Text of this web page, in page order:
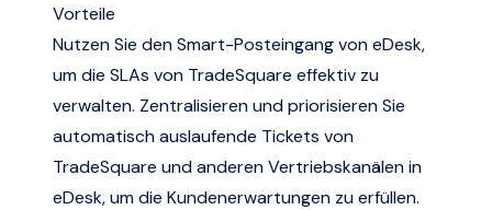
Vorteile
Nutzen Sie den Smart-Posteingang von eDesk,
um die SLAs von TradeSquare effektiv zu
verwalten. Zentralisieren und priorisieren Sie
automatisch auslaufende Tickets von
TradeSquare und anderen Vertriebskanälen in
eDesk, um die Kundenerwartungen zu erfüllen.